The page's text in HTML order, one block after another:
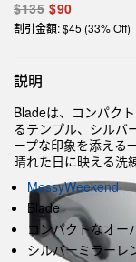
$135 $90
割引金額: $45 (33% Off)
説明
Bladeは、コンパク
るテンプル、シルバ
ープな印象を添える
晴れた日に映える洗
MessyWeekend
Blade
コンパクトなオー
シルバーミラーレ